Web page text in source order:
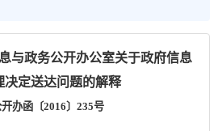
与政务公开办公室关于政府信息
决定送达问题的解释
开办函〔2016〕235号